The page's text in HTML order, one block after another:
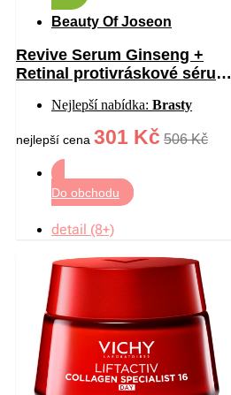
Beauty Of Joseon
Revive Serum Ginseng +
Retinal protivráskové sérum
Nejlepší nabídka: Brasty
nejlepší cena 301 Kč 506 Kč
Do obchodu
detail (8+)